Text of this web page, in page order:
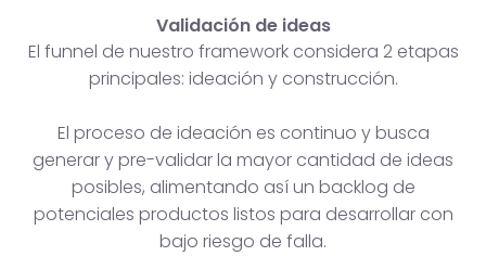
Validación de ideas
El funnel de nuestro framework considera 2 etapas
principales: ideación y construcción.
El proceso de ideación es continuo y busca
generar y pre-validar la mayor cantidad de ideas
posibles, alimentando así un backlog de
potenciales productos listos para desarrollar con
bajo riesgo de falla.